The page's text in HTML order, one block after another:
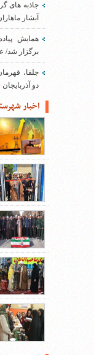
جاذبه های
آبشار
همایش
برگزار شد/
جلفا،
دو
اخبار